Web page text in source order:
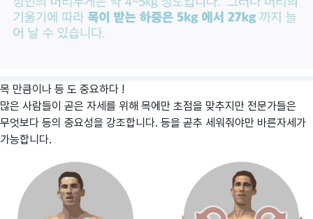
목 만큼이나 등 도 중요하다 !
많은 사람들이 곧은 자세를 위해 목에만 초점을 맞추지만 전문가들은
무엇보다 등의 중요성을 강조합니다. 등을 곧추 세워줘야만 바른자세가
가능합니다.